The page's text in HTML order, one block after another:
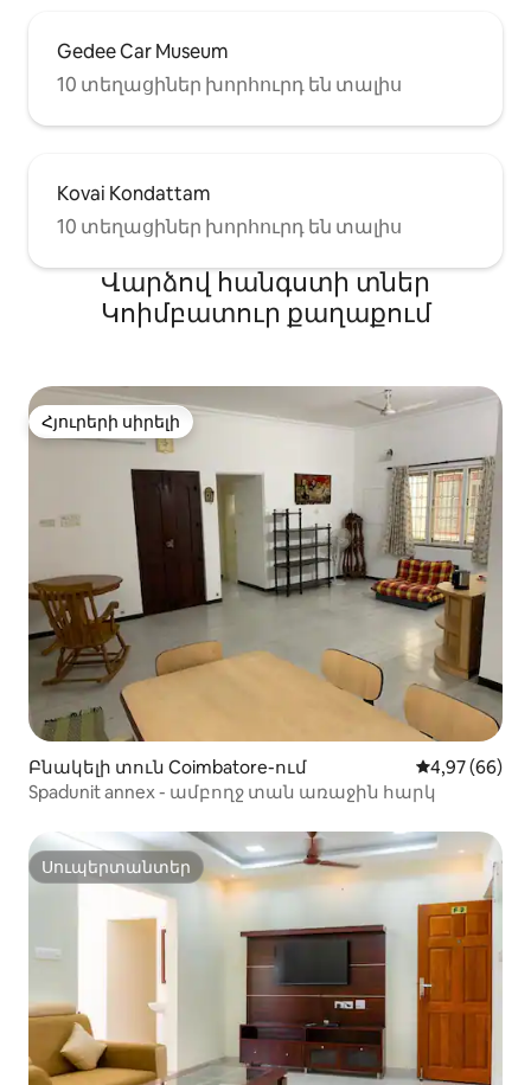
Gedee Car Museum
10 տեղացիներ խորհուրդ են տալիս
Kovai Kondattam
10 տեղացիներ խորհուրդ են տալիս
Վարձով հանգստի տներ
Կոիմբատուր քաղաքում
Հյուրերի սիրելի
Հյուրերի սիրելի
Բնակելի տուն Coimbatore-ում Միջին
4,97 (66)
Spadunit annex - ամբողջ տան առաջին հարկ
Սուպերտանտեր
Սուպերտանտեր